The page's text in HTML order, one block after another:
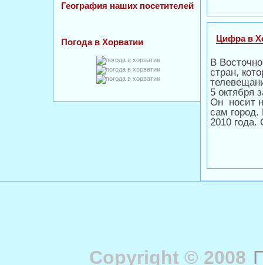
География наших посетителей
Погода в Хорватии Цифра в
В
стран,
5 октября
Он носит
сам
2010 года.
Copyright © 2008